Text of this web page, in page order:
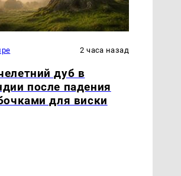
2 часа назад
дуб в
после падения
для виски